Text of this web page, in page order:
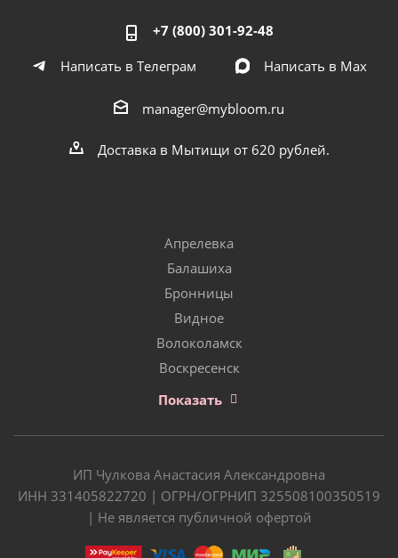
+7 (800) 301-92-48
Написать в Телеграм
Написать в Мах
manager@mybloom.ru
Доставка в Мытищи от 620 рублей.
Апрелевка
Балашиха
Бронницы
Видное
Волоколамск
Воскресенск
Показать
ИП Чулкова Анастасия Александровна
ИНН 331405822720 | ОГРН/ОГРНИП 325508100350519
| Не является публичной офертой